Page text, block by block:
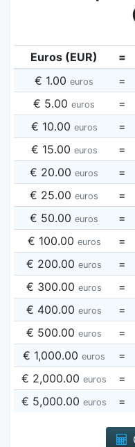
Euros (EUR) =
€ 1.00 euros =
€ 5.00 euros =
€ 10.00 euros =
€ 15.00 euros =
€ 20.00 euros =
€ 25.00 euros =
€ 50.00 euros =
€ 100.00 euros =
€ 200.00 euros =
€ 300.00 euros =
€ 400.00 euros =
€ 500.00 euros =
€ 1,000.00 euros =
€ 2,000.00 euros =
€ 5,000.00 euros =